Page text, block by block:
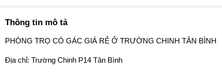
Thông tin mô tả
PHÒNG TRỌ CÓ GÁC GIÁ RẺ Ở TRƯỜNG CHINH TÂN BÌNH
Địa chỉ: Trường Chinh P14 Tân Bình